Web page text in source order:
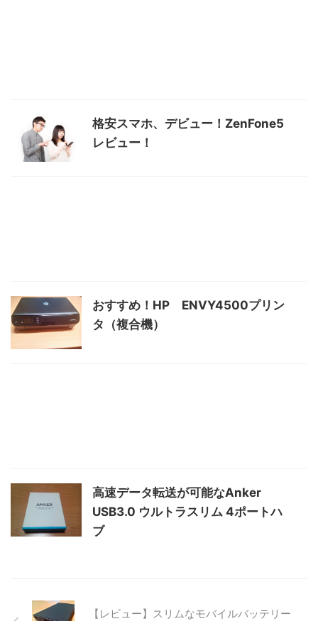
格安スマホ、デビュー！ZenFone5
レビュー！
おすすめ！HP ENVY4500プリン
タ（複合機）
高速データ転送が可能なAnker
USB3.0 ウルトラスリム 4ポートハ
ブ
【レビュー】スリムなモバイルバッテリー